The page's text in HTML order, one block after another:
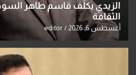
الزيدي يكلّف قاسم طاهر
الثقافة
أغسطس 6, 2026 editor